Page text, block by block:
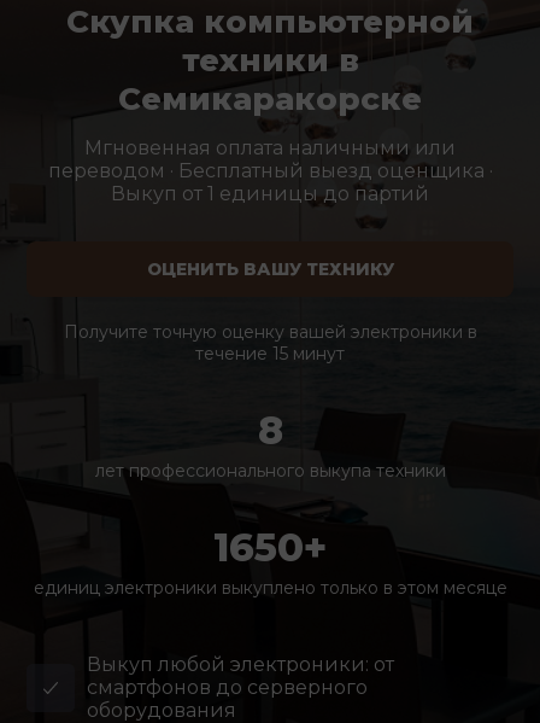
Скупка компьютерной
техники в
Семикаракорске
Мгновенная оплата наличными или
переводом · Бесплатный выезд оценщика ·
Выкуп от 1 единицы до партий
ОЦЕНИТЬ ВАШУ ТЕХНИКУ
Получите точную оценку вашей электроники в
течение 15 минут
8
лет профессионального выкупа техники
1650+
единиц электроники выкуплено только в этом месяце
Выкуп любой электроники: от
смартфонов до серверного
оборудования